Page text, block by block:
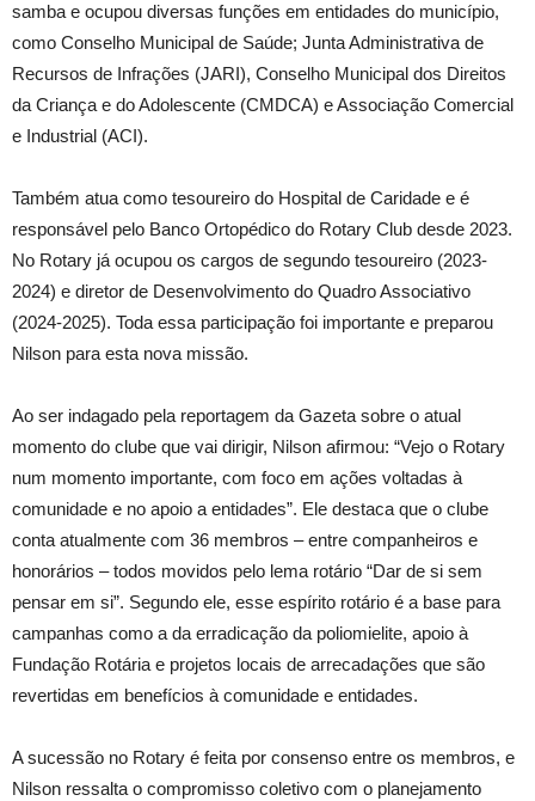
samba e ocupou diversas funções em entidades do município,
como Conselho Municipal de Saúde; Junta Administrativa de
Recursos de Infrações (JARI), Conselho Municipal dos Direitos
da Criança e do Adolescente (CMDCA) e Associação Comercial
e Industrial (ACI).
Também atua como tesoureiro do Hospital de Caridade e é
responsável pelo Banco Ortopédico do Rotary Club desde 2023.
No Rotary já ocupou os cargos de segundo tesoureiro (2023-
2024) e diretor de Desenvolvimento do Quadro Associativo
(2024-2025). Toda essa participação foi importante e preparou
Nilson para esta nova missão.
Ao ser indagado pela reportagem da Gazeta sobre o atual
momento do clube que vai dirigir, Nilson afirmou: “Vejo o Rotary
num momento importante, com foco em ações voltadas à
comunidade e no apoio a entidades”. Ele destaca que o clube
conta atualmente com 36 membros – entre companheiros e
honorários – todos movidos pelo lema rotário “Dar de si sem
pensar em si”. Segundo ele, esse espírito rotário é a base para
campanhas como a da erradicação da poliomielite, apoio à
Fundação Rotária e projetos locais de arrecadações que são
revertidas em benefícios à comunidade e entidades.
A sucessão no Rotary é feita por consenso entre os membros, e
Nilson ressalta o compromisso coletivo com o planejamento